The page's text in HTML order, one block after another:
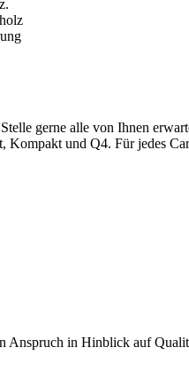
gerne alle von Ihnen
Kompakt und Q4. Für jedes
Anspruch in Hinblick auf